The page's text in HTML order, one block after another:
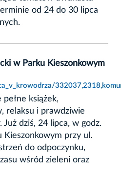
od 24 do 30 lipca
w Parku Kieszonkowym
książek,
relaksu i prawdziwie
Już dziś, 24 lipca, w godz.
Kieszonkowym przy ul.
do odpoczynku,
wśród zieleni oraz